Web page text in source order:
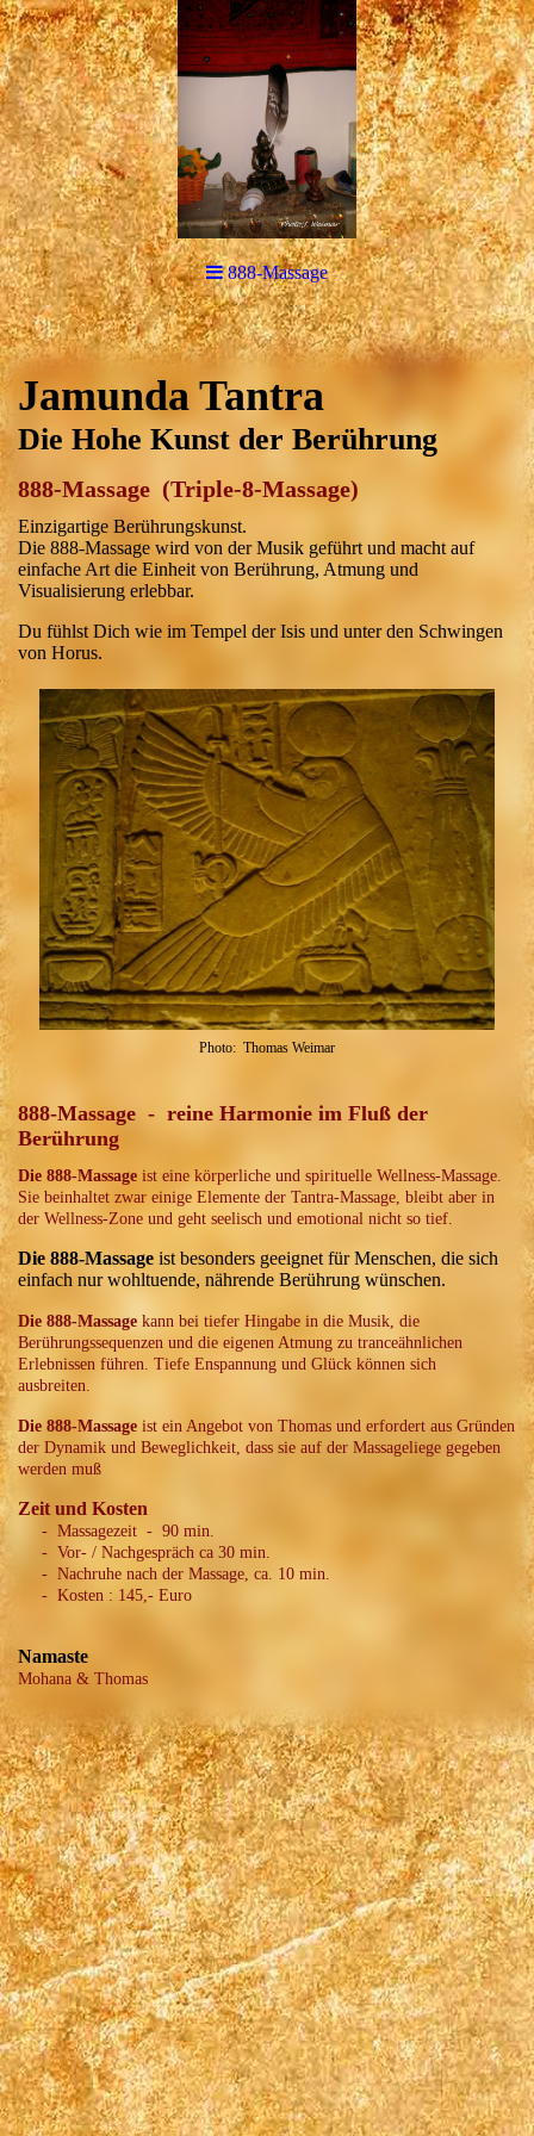
888-Massage
Jamunda Tantra
Die Hohe Kunst der Berührung
888-Massage (Triple-8-Massage)
Einzigartige Berührungskunst.
Die 888-Massage wird von der Musik geführt und macht auf
einfache Art die Einheit von Berührung, Atmung und
Visualisierung erlebbar.
Du fühlst Dich wie im Tempel der Isis und unter den Schwingen
von Horus.
Photo: Thomas Weimar
888-Massage - reine Harmonie im Fluß der
Berührung
Die 888-Massage ist eine körperliche und spirituelle Wellness-Massage.
Sie beinhaltet zwar einige Elemente der Tantra-Massage, bleibt aber in
der Wellness-Zone und geht seelisch und emotional nicht so tief.
Die 888-Massage ist besonders geeignet für Menschen, die sich
einfach nur wohltuende, nährende Berührung wünschen.
Die 888-Massage kann bei tiefer Hingabe in die Musik, die
Berührungssequenzen und die eigenen Atmung zu tranceähnlichen
Erlebnissen führen. Tiefe Enspannung und Glück können sich
ausbreiten.
Die 888-Massage ist ein Angebot von Thomas und erfordert aus Gründen
der Dynamik und Beweglichkeit, dass sie auf der Massageliege gegeben
werden muß
Zeit und Kosten
- Massagezeit - 90 min.
- Vor- / Nachgespräch ca 30 min.
- Nachruhe nach der Massage, ca. 10 min.
- Kosten : 145,- Euro
Namaste
Mohana & Thomas